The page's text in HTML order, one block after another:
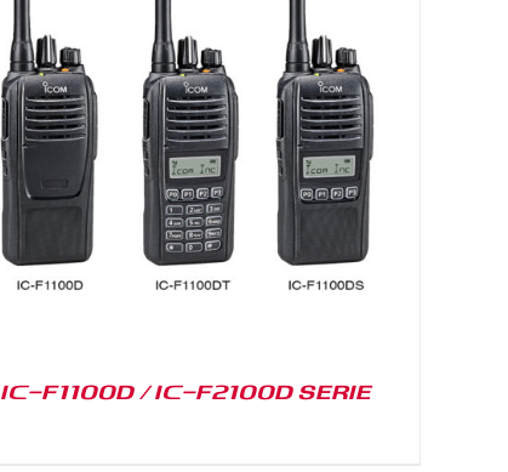
IC-F1100D / IC-F2100D SERIE